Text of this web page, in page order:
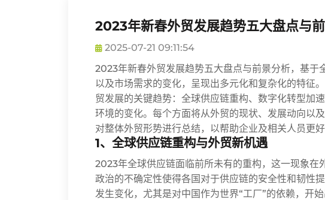
2023年新春外贸发展趋势五大盘点与
2025-07-21 09:11:54
2023年新春外贸发展趋势五大盘点与前景分析，基于
以及市场需求的变化，呈现出多元化和复杂化的特征
贸发展的关键趋势：全球供应链重构、数字化转型加
环境的变化。每个方面将从外贸的现状、发展动向以
对整体外贸形势进行总结，以帮助企业及相关人员更
1、全球供应链重构与外贸新机遇
2023年全球供应链面临前所未有的重构，这一现象在
政治的不确定性使得各国对于供应链的安全性和韧性
发生变化，尤其是对中国作为世界“工厂”的依赖，开